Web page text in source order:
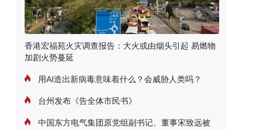
香港宏福苑火灾调查报告：大火或由烟头引起 易燃物
加剧火势蔓延
用AI造出新病毒意味着什么？会威胁人类吗？
台州发布《告全体市民书》
中国东方电气集团原党组副书记、董事宋致远被